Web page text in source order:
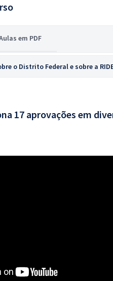
em PDF
o Distrito Federal e sobre a
17 aprovações em